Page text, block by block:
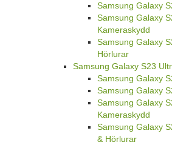
Samsung Galaxy
Samsung Galaxy
Kameraskydd
Samsung Galaxy
Hörlurar
Samsung Galaxy S23
Samsung Galaxy
Samsung Galaxy
Samsung Galaxy
Kameraskydd
Samsung Galaxy
& Hörlurar